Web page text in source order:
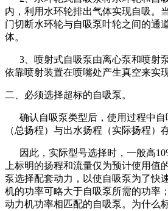
内，利用水环轮排出气体实现自吸。
门切断水环轮与自吸泵叶轮之间的通
体。
3、喷射式自吸泵由离心泵和喷射
依靠喷射装置在喷嘴处产生真空来实
二、必须选择超标的自吸泵。
确认自吸泵类型后，使用过程中自
（总扬程）与出水扬程（实际扬程）
因此，实际型号选择时，一般高
上标明的扬程和流量仅为预计使用值
泵选择配套动力，以使自吸泵为了快
机的功率可略大于自吸泵所需的功率
动力机功率相匹配的自吸泵。为什么